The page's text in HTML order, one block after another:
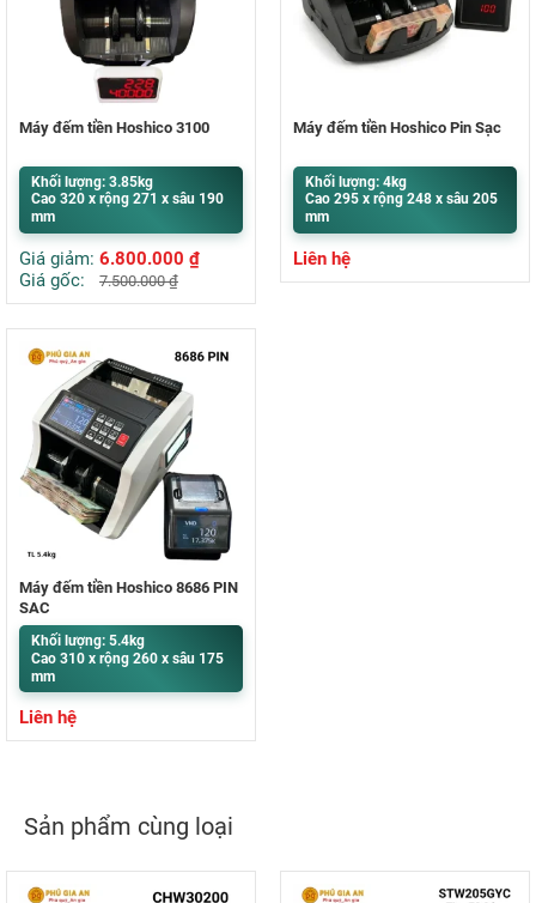
Máy đếm tiền Hoshico 3100
Khối lượng: 3.85kg
Cao 320 x rộng 271 x sâu 190
mm
Giá giảm: 6.800.000 ₫
Giá gốc:
7.500.000₫
Máy đếm tiền Hoshico Pin Sạc
Khối lượng: 4kg
Cao 295 x rộng 248 x sâu 205
mm
Liên hệ
Máy đếm tiền Hoshico 8686 PIN
SẠC
Khối lượng: 5.4kg
Cao 310 x rộng 260 x sâu 175
mm
Liên hệ
Sản phẩm cùng loại